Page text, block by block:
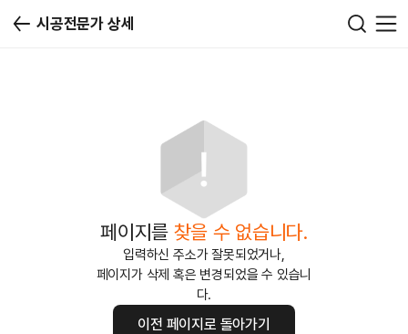
시공전문가 상세
페이지를 찾을 수 없습니다.
입력하신 주소가 잘못되었거나,
페이지가 삭제 혹은 변경되었을 수 있습니
다.
이전 페이지로 돌아가기